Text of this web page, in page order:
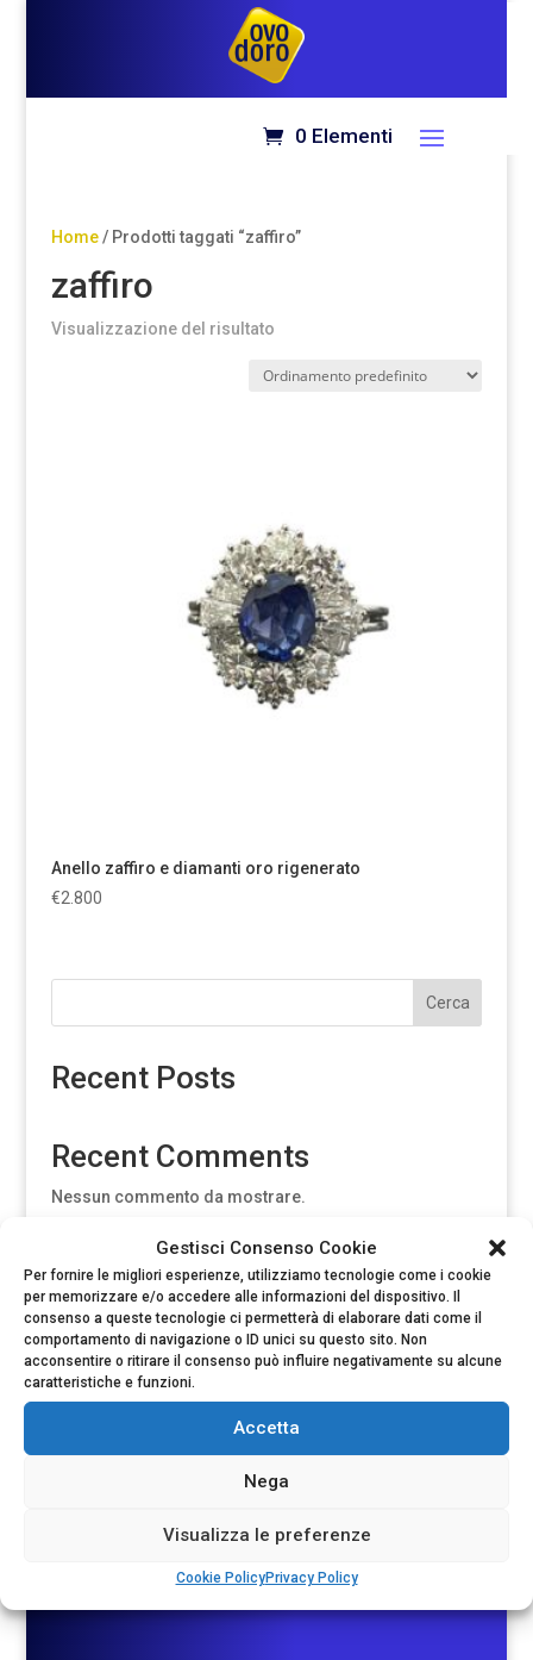
Gestisci Consenso Cookie
Per fornire le migliori esperienze, utilizziamo tecnologie come i cookie
per memorizzare e/o accedere alle informazioni del dispositivo. Il
consenso a queste tecnologie ci permetterà di elaborare dati come il
comportamento di navigazione o ID unici su questo sito. Non
acconsentire o ritirare il consenso può influire negativamente su alcune
caratteristiche e funzioni.
Accetta
Nega
Visualizza le preferenze
Cookie PolicyPrivacy Policy
0 Elementi
0 Elementi
Home/ Prodotti taggati “zaffiro”
zaffiro
Visualizzazione del risultato
Anello zaffiro e diamanti oro rigenerato
€2.800
Cerca
Recent Posts
Recent Comments
Nessun commento da mostrare.
y
Serve aiuto? Ti chiamiamo
noi!